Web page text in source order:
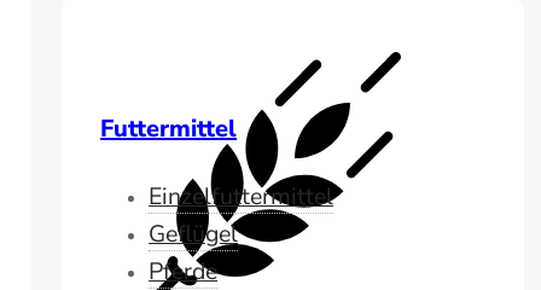
Futtermittel
Einzelfuttermittel
Geflügel
Pferde